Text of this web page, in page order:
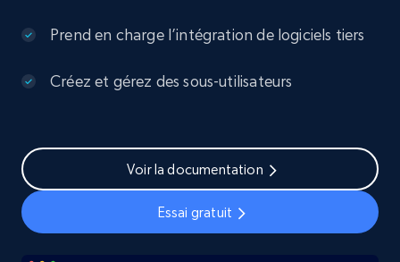
Prend en charge l’intégration de logiciels tiers
Créez et gérez des sous-utilisateurs
Voir la documentation
Essai gratuit